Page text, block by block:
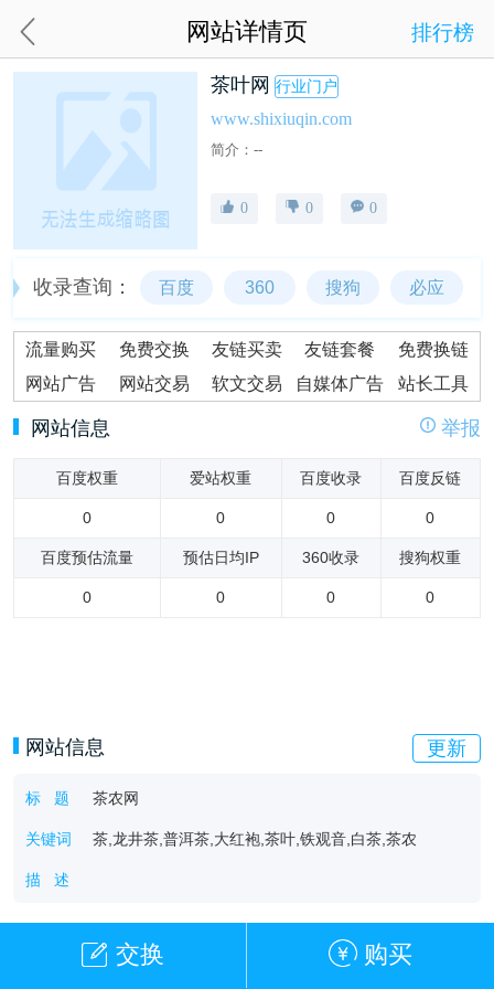
网站详情页 排行榜
茶叶网 行业门户
www.shixiuqin.com
简介：--
0 0 0
收录查询： 百度 360 搜狗 必应
流量购买 免费交换 友链买卖 友链套餐
免费换链
网站广告
网站交易 软文交易 自媒体广告 站长工具
网站信息 举报
百度权重 爱站权重 百度收录 百度反链
0 0 0 0
百度预估流量 预估日均IP 360收录 搜狗权重
0 0 0 0
网站信息 更新
标 题 茶农网
关键词 茶,龙井茶,普洱茶,大红袍,茶叶,铁观音,白茶,茶农
描 述
交换 购买